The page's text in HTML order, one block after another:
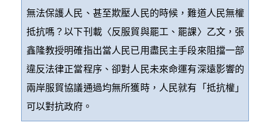
無法保護人民、甚至欺壓人民的時候，難道人民無權
抵抗嗎？以下刊載〈反服貿與罷工、罷課〉乙文，張
鑫隆教授明確指出當人民已用盡民主手段來阻擋一部
違反法律正當程序、卻對人民未來命運有深遠影響的
兩岸服貿協議通過均無所獲時，人民就有「抵抗權」
可以對抗政府。